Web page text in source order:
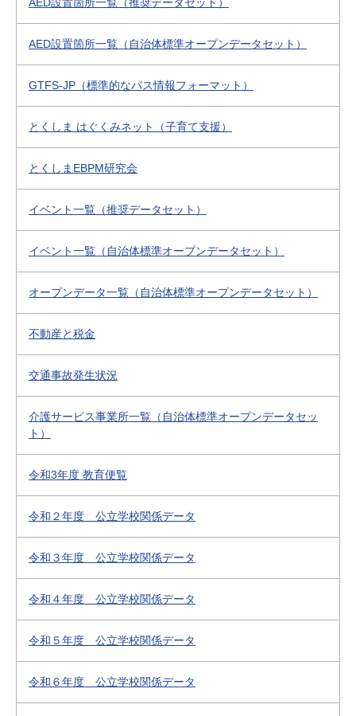
AED設置箇所一覧（自治体標準オープンデータセット）
GTFS-JP（標準的なバス情報フォーマット）
とくしま はぐくみネット（子育て支援）
とくしまEBPM研究会
イベント一覧（推奨データセット）
イベント一覧（自治体標準オープンデータセット）
オープンデータ一覧（自治体標準オープンデータセット）
不動産と税金
交通事故発生状況
介護サービス事業所一覧（自治体標準オープンデータセッ
ト）
令和3年度 教育便覧
令和２年度 公立学校関係データ
令和３年度 公立学校関係データ
令和４年度 公立学校関係データ
令和５年度 公立学校関係データ
令和６年度 公立学校関係データ